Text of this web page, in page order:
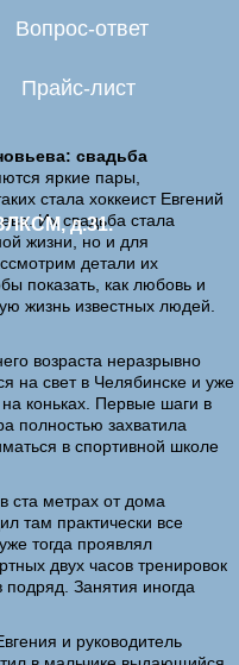
Вопрос-ответ
Прайс-лист
д.31.
свадьба
яркие пары,
стала хоккеист Евгений
Их свадьба стала
жизни, но и для
детали их
показать, как любовь и
жизнь известных людей.
возраста неразрывно
на свет в Челябинске и уже
коньках. Первые шаги в
полностью захватила
в спортивной школе
ста метрах от дома
там практически все
тогда проявлял
двух часов тренировок
Занятия иногда
и руководитель